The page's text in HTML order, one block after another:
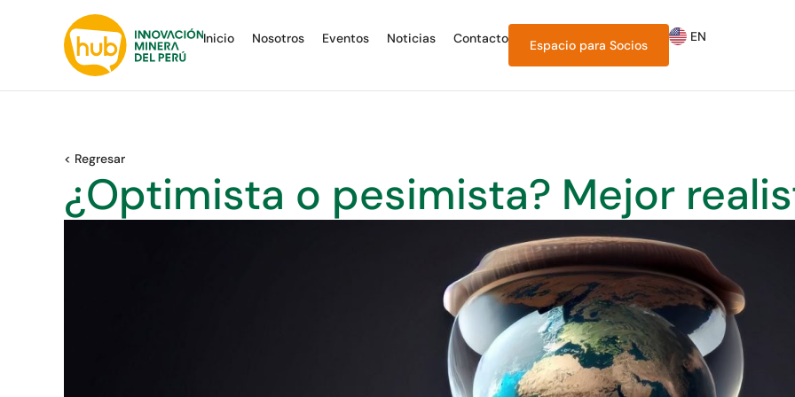
Inicio Nosotros Eventos Noticias Contacto Espacio para Socios
EN
< Regresar
¿Optimista o pesimista? Mejor